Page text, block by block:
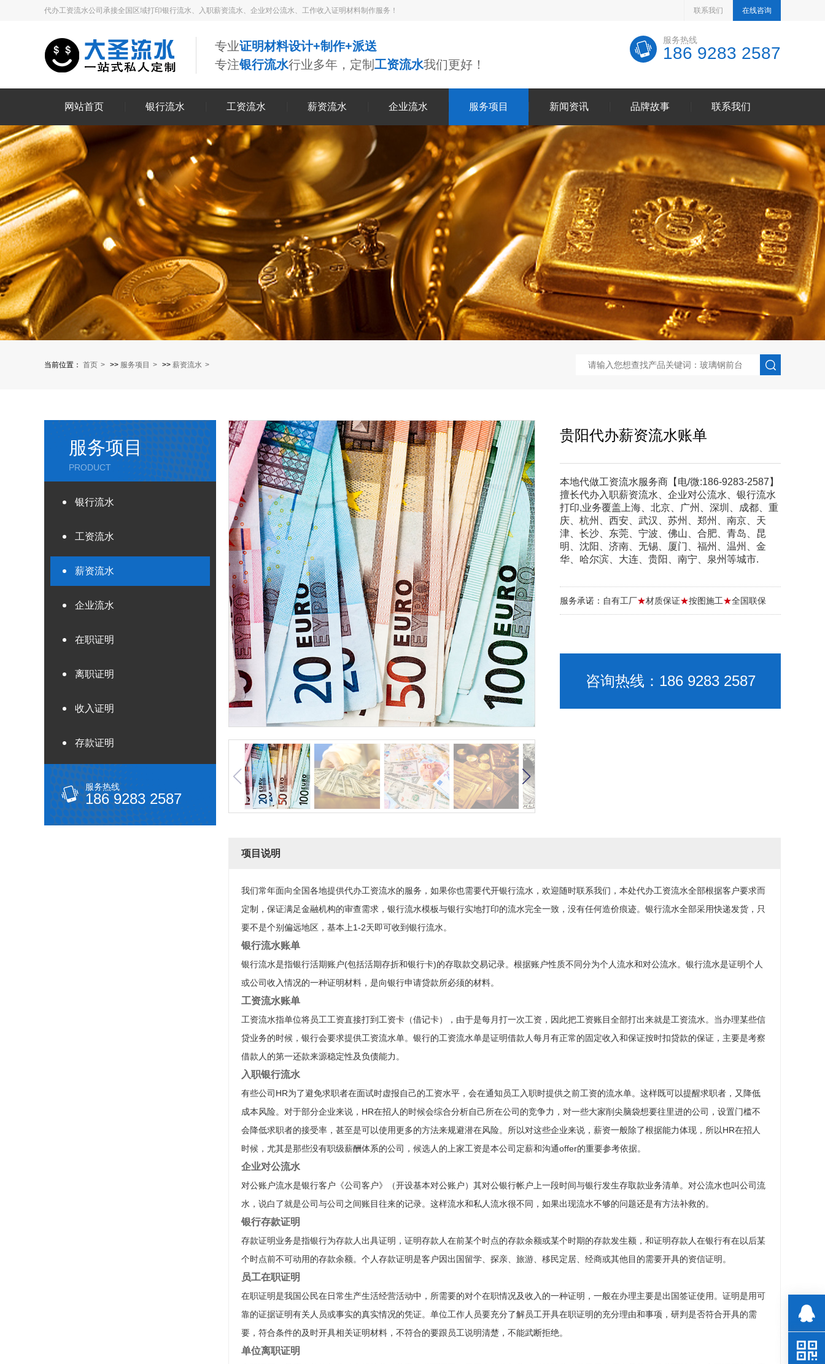
代办工资流水公司承接全国区域打印银行流水、入职薪资流水、企业对公流水、工作收入证明材料制作服务！ 联系我们 在线咨询
服务热线
186 9283 2587
专业证明材料设计+制作+派送
专注银行流水行业多年，定制 工资流水我们更好！
网站首页 银行流水 工资流水 薪资流水 企业流水 服务项目 新闻资讯 品牌故事 联系我们
当前位置： 首页 >> 服务项目 >> 薪资流水
服务项目
PRODUCT
银行流水
工资流水
薪资流水
企业流水
在职证明
离职证明
收入证明
存款证明
服务热线
186 9283 2587
贵阳代办薪资流水账单
本地代做工资流水服务商【电/微:186-9283-2587】
擅长代办入职薪资流水、企业对公流水、银行流水
打印,业务覆盖上海、北京、广州、深圳、成都、重
庆、杭州、西安、武汉、苏州、郑州、南京、天
津、长沙、东莞、宁波、佛山、合肥、青岛、昆
明、沈阳、济南、无锡、厦门、福州、温州、金
华、哈尔滨、大连、贵阳、南宁、泉州等城市.
服务承诺：自有工厂★材质保证★按图施工★全国联保
咨询热线：186 9283 2587
项目说明
我们常年面向全国各地提供代办工资流水的服务，如果你也需要代开银行流水，欢迎随时联系我们，本处代办工资流水全部根据客户要求而
定制，保证满足金融机构的审查需求，银行流水模板与银行实地打印的流水完全一致，没有任何造价痕迹。银行流水全部采用快递发货，只
要不是个别偏远地区，基本上1-2天即可收到银行流水。
银行流水账单
银行流水是指银行活期账户(包括活期存折和银行卡)的存取款交易记录。根据账户性质不同分为个人流水和对公流水。银行流水是证明个人
或公司收入情况的一种证明材料，是向银行申请贷款所必须的材料。
工资流水账单
工资流水指单位将员工工资直接打到工资卡（借记卡），由于是每月打一次工资，因此把工资账目全部打出来就是工资流水。当办理某些信
贷业务的时候，银行会要求提供工资流水单。银行的工资流水单是证明借款人每月有正常的固定收入和保证按时扣贷款的保证，主要是考察
借款人的第一还款来源稳定性及负债能力。
入职银行流水
有些公司HR为了避免求职者在面试时虚报自己的工资水平，会在通知员工入职时提供之前工资的流水单。这样既可以提醒求职者，又降低
成本风险。对于部分企业来说，HR在招人的时候会综合分析自己所在公司的竞争力，对一些大家削尖脑袋想要往里进的公司，设置门槛不
会降低求职者的接受率，甚至是可以使用更多的方法来规避潜在风险。所以对这些企业来说，薪资一般除了根据能力体现，所以HR在招人
时候，尤其是那些没有职级薪酬体系的公司，候选人的上家工资是本公司定薪和沟通offer的重要参考依据。
企业对公流水
对公账户流水是银行客户《公司客户》（开设基本对公账户）其对公银行帐户上一段时间与银行发生存取款业务清单。对公流水也叫公司流
水，说白了就是公司与公司之间账目往来的记录。这样流水和私人流水很不同，如果出现流水不够的问题还是有方法补救的。
银行存款证明
存款证明业务是指银行为存款人出具证明，证明存款人在前某个时点的存款余额或某个时期的存款发生额，和证明存款人在银行有在以后某
个时点前不可动用的存款余额。个人存款证明是客户因出国留学、探亲、旅游、移民定居、经商或其他目的需要开具的资信证明。
员工在职证明
在职证明是我国公民在日常生产生活经营活动中，所需要的对个在职情况及收入的一种证明，一般在办理主要是出国签证使用。证明是用可
靠的证据证明有关人员或事实的真实情况的凭证。单位工作人员要充分了解员工开具在职证明的充分理由和事项，研判是否符合开具的需
要，符合条件的及时开具相关证明材料，不符合的要跟员工说明清楚，不能武断拒绝。
单位离职证明